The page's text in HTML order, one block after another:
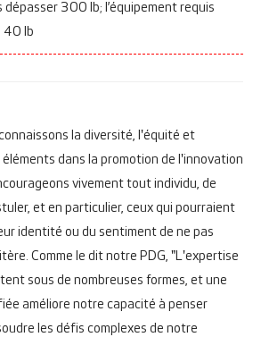
dépasser 300 lb; l’équipement requis
40 lb
la diversité, l'équité et
éléments dans la promotion de l'innovation
vivement tout individu, de
et en particulier, ceux qui pourraient
identité ou du sentiment de ne pas
Comme le dit notre PDG, "L'expertise
sous de nombreuses formes, et une
améliore notre capacité à penser
les défis complexes de notre